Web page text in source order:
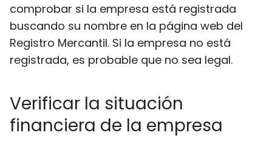
comprobar si la empresa está registrada
buscando su nombre en la página web del
Registro Mercantil. Si la empresa no está
registrada, es probable que no sea legal.
Verificar la situación
financiera de la empresa